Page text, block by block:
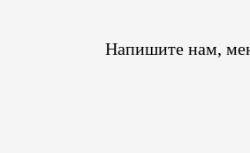
Напишите нам,